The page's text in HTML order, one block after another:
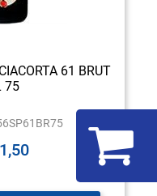
61 BRUT
75